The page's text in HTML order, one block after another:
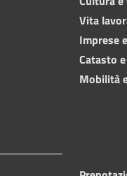
Vita
Imprese
Catasto
Mobilità